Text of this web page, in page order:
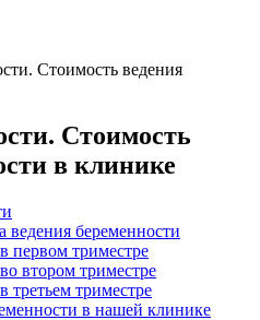
Стоимость ведения
Стоимость
в клинике
ведения беременности
первом триместре
втором триместре
третьем триместре
в нашей клинике